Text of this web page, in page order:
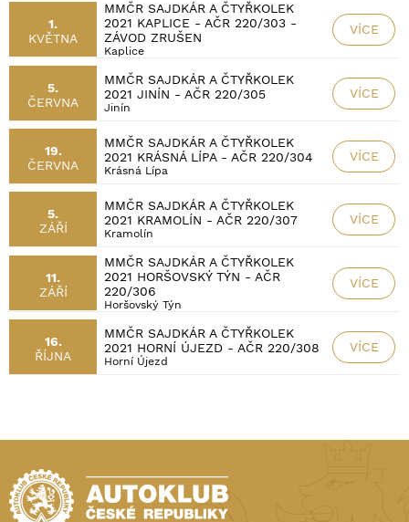
1.
KVĚTNA
MMČR SAJDKÁR A ČTYŘKOLEK
2021 KAPLICE - AČR 220/303 -
ZÁVOD ZRUŠEN
Kaplice
VÍCE
5.
ČERVNA
MMČR SAJDKÁR A ČTYŘKOLEK
2021 JINÍN - AČR 220/305
Jinín
VÍCE
19.
ČERVNA
MMČR SAJDKÁR A ČTYŘKOLEK
2021 KRÁSNÁ LÍPA - AČR 220/304
Krásná Lípa
VÍCE
5.
ZÁŘÍ
MMČR SAJDKÁR A ČTYŘKOLEK
2021 KRAMOLÍN - AČR 220/307
Kramolín
VÍCE
11.
ZÁŘÍ
MMČR SAJDKÁR A ČTYŘKOLEK
2021 HORŠOVSKÝ TÝN - AČR
220/306
Horšovský Týn
VÍCE
16.
ŘÍJNA
MMČR SAJDKÁR A ČTYŘKOLEK
2021 HORNÍ ÚJEZD - AČR 220/308
Horní Újezd
VÍCE